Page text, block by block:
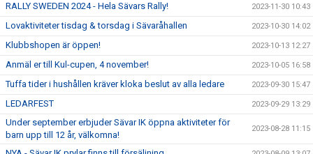
RALLY SWEDEN 2024 - Hela Sävars Rally! 2023-11-30 10:43
Lovaktiviteter tisdag & torsdag i Sävaråhallen 2023-10-30 14:02
Klubbshopen är öppen! 2023-10-13 12:27
Anmäl er till Kul-cupen, 4 november! 2023-10-05 16:58
Tuffa tider i hushållen kräver kloka beslut av alla ledare 2023-09-30 15:47
LEDARFEST 2023-09-29 13:29
Under september erbjuder Sävar IK öppna aktiviteter för
barn upp till 12 år, välkomna!
2023-08-28 11:15